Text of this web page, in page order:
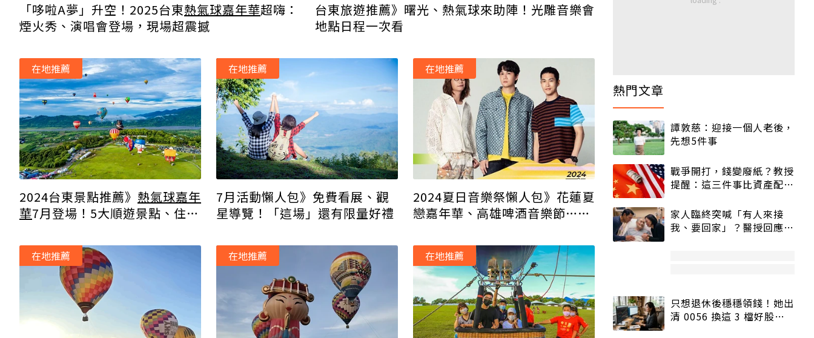
「哆啦A夢」升空！2025台東熱氣球嘉年華超嗨：
煙火秀、演唱會登場，現場超震撼
台東旅遊推薦》曙光、熱氣球來助陣！光雕音樂會
地點日程一次看
2024台東景點推薦》 熱氣球嘉年
華7月登場！5大順遊景點、住宿
在地推薦
7月活動懶人包》免費看展、觀
星導覽！「這場」還有限量好禮
在地推薦
2024夏日音樂祭懶人包》花蓮夏
戀嘉年華、高雄啤酒音樂節…超
在地推薦
在地推薦 在地推薦 在地推薦
熱門文章
譚敦慈：迎接一個人老後，
先想5件事
戰爭開打，錢變廢紙？教授
提醒：這三件事比資產配置
家人臨終突喊「有人來接
我、要回家」？醫授回應方
只想退休後穩穩領錢！她出
清 0056 換這 3 檔好股：